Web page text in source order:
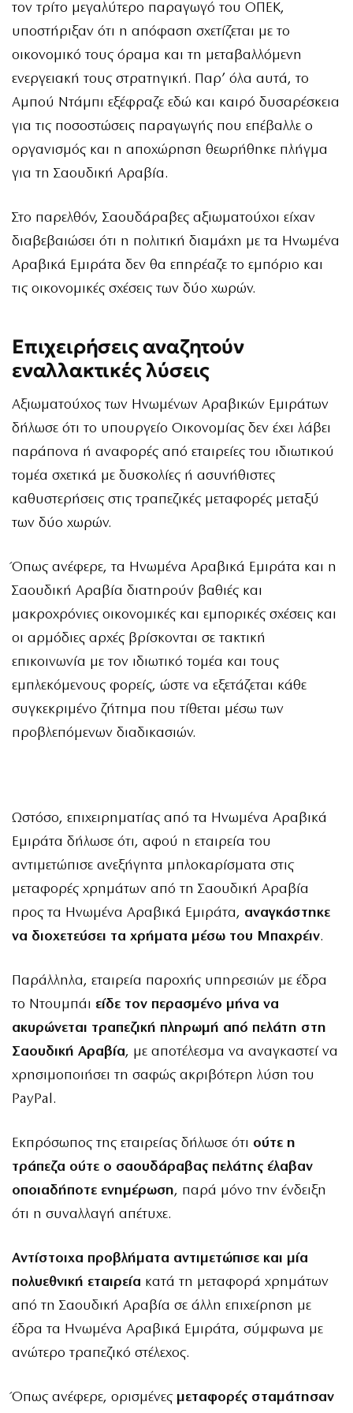
τον τρίτο μεγαλύτερο παραγωγό του ΟΠΕΚ,
υποστήριξαν ότι η απόφαση σχετίζεται με το
οικονομικό τους όραμα και τη μεταβαλλόμενη
ενεργειακή τους στρατηγική. Παρ’ όλα αυτά, το
Αμπού Ντάμπι εξέφραζε εδώ και καιρό δυσαρέσκεια
για τις ποσοστώσεις παραγωγής που επέβαλλε ο
οργανισμός και η αποχώρηση θεωρήθηκε πλήγμα
για τη Σαουδική Αραβία.
Στο παρελθόν, Σαουδάραβες αξιωματούχοι είχαν
διαβεβαιώσει ότι η πολιτική διαμάχη με τα Ηνωμένα
Αραβικά Εμιράτα δεν θα επηρέαζε το εμπόριο και
τις οικονομικές σχέσεις των δύο χωρών.
Επιχειρήσεις αναζητούν
εναλλακτικές λύσεις
Αξιωματούχος των Ηνωμένων Αραβικών Εμιράτων
δήλωσε ότι το υπουργείο Οικονομίας δεν έχει λάβει
παράπονα ή αναφορές από εταιρείες του ιδιωτικού
τομέα σχετικά με δυσκολίες ή ασυνήθιστες
καθυστερήσεις στις τραπεζικές μεταφορές μεταξύ
των δύο χωρών.
Όπως ανέφερε, τα Ηνωμένα Αραβικά Εμιράτα και η
Σαουδική Αραβία διατηρούν βαθιές και
μακροχρόνιες οικονομικές και εμπορικές σχέσεις και
οι αρμόδιες αρχές βρίσκονται σε τακτική
επικοινωνία με τον ιδιωτικό τομέα και τους
εμπλεκόμενους φορείς, ώστε να εξετάζεται κάθε
συγκεκριμένο ζήτημα που τίθεται μέσω των
προβλεπόμενων διαδικασιών.
Ωστόσο, επιχειρηματίας από τα Ηνωμένα Αραβικά
Εμιράτα δήλωσε ότι, αφού η εταιρεία του
αντιμετώπισε ανεξήγητα μπλοκαρίσματα στις
μεταφορές χρημάτων από τη Σαουδική Αραβία
προς τα Ηνωμένα Αραβικά Εμιράτα, αναγκάστηκε
να διοχετεύσει τα χρήματα μέσω του Μπαχρέιν.
Παράλληλα, εταιρεία παροχής υπηρεσιών με έδρα
το Ντουμπάι είδε τον περασμένο μήνα να
ακυρώνεται τραπεζική πληρωμή από πελάτη στη
Σαουδική Αραβία, με αποτέλεσμα να αναγκαστεί να
χρησιμοποιήσει τη σαφώς ακριβότερη λύση του
PayPal.
Εκπρόσωπος της εταιρείας δήλωσε ότι ούτε η
τράπεζα ούτε ο σαουδάραβας πελάτης έλαβαν
οποιαδήποτε ενημέρωση, παρά μόνο την ένδειξη
ότι η συναλλαγή απέτυχε.
Αντίστοιχα προβλήματα αντιμετώπισε και μία
πολυεθνική εταιρεία κατά τη μεταφορά χρημάτων
από τη Σαουδική Αραβία σε άλλη επιχείρηση με
έδρα τα Ηνωμένα Αραβικά Εμιράτα, σύμφωνα με
ανώτερο τραπεζικό στέλεχος.
Όπως ανέφερε, ορισμένες μεταφορές σταμάτησαν